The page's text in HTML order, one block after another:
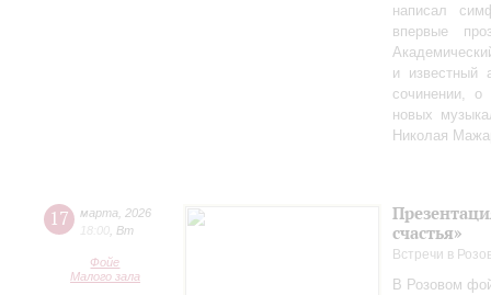
написал
впервые
и известный
сочинении,
новых
Николая
17 марта
2026
18:00 Вт
Фойе
Малого зала
счастья»
Встречи в
В Розовом